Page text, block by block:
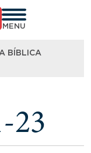
MENU
BÍBLICA
23